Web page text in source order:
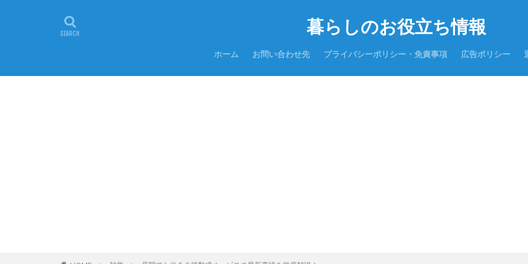
暮らしのお役立ち情報
ホーム お問い合わせ先 プライバシーポリシー・免責事項 広告ポリシー